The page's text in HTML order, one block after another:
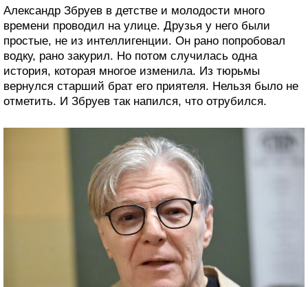
Александр Збруев в детстве и молодости много
времени проводил на улице. Друзья у него были
простые, не из интеллигенции. Он рано попробовал
водку, рано закурил. Но потом случилась одна
история, которая многое изменила. Из тюрьмы
вернулся старший брат его приятеля. Нельзя было не
отметить. И Збруев так напился, что отрубился.